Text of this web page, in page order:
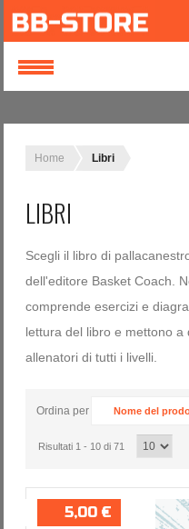
Home Libri
LIBRI
Scegli il libro di
dell'editore Basket Coach.
comprende esercizi e
lettura del libro e mettono
allenatori di tutti i livelli.
Ordina per Nome del
Risultati 1 - 10 di 71
5,00 €
Login
Ricordami
Nome utente dimenticato?